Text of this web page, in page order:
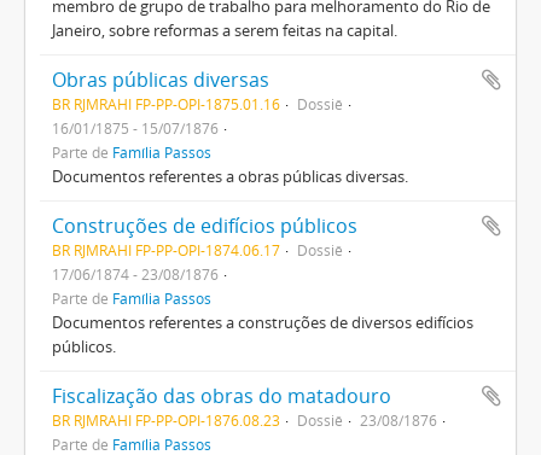
membro de grupo de trabalho para melhoramento do Rio de
Janeiro, sobre reformas a serem feitas na capital.
Obras públicas diversas
BR RJMRAHI FP-PP-OPI-1875.01.16
Dossiê
16/01/1875 - 15/07/1876
Parte de Família Passos
Documentos referentes a obras públicas diversas.
Construções de edifícios públicos
BR RJMRAHI FP-PP-OPI-1874.06.17
Dossiê
17/06/1874 - 23/08/1876
Parte de Família Passos
Documentos referentes a construções de diversos edifícios
públicos.
Fiscalização das obras do matadouro
BR RJMRAHI FP-PP-OPI-1876.08.23 Dossiê
23/08/1876
Parte de Família Passos